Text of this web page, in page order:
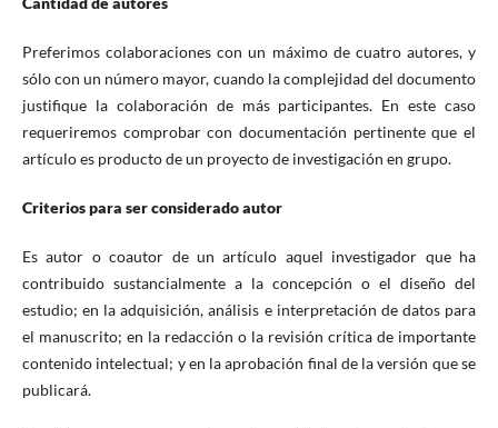
Preferimos colaboraciones con un máximo de cuatro autores, y
sólo con un número mayor, cuando la complejidad del documento
justifique la colaboración de más participantes. En este caso
requeriremos comprobar con documentación pertinente que el
artículo es producto de un proyecto de investigación en grupo.
Criterios para ser considerado autor
Es autor o coautor de un artículo aquel investigador que ha
contribuido sustancialmente a la concepción o el diseño del
estudio; en la adquisición, análisis e interpretación de datos para
el manuscrito; en la redacción o la revisión crítica de importante
contenido intelectual; y en la aprobación final de la versión que se
publicará.